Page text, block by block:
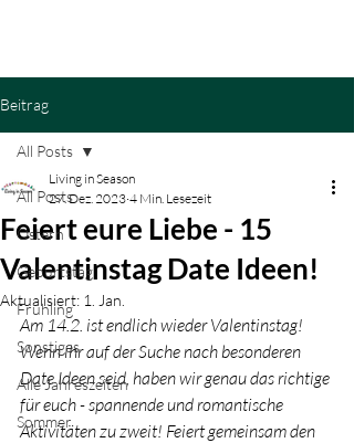
Beitrag
All Posts
Ostern
Geburtstag
Frühling
Sonstiges
Alle Jahreszeiten
Sommer
All Posts
Feiert eure Liebe - 15
Valentinstag Date Ideen!
Living in Season
27. Dez. 2023 4 Min. Lesezeit
Aktualisiert: 1. Jan.
Am 14.2. ist endlich wieder Valentinstag!
Wenn ihr auf der Suche nach besonderen
Date Ideen seid, haben wir genau das richtige
für euch - spannende und romantische
Aktivitäten zu zweit! Feiert gemeinsam den